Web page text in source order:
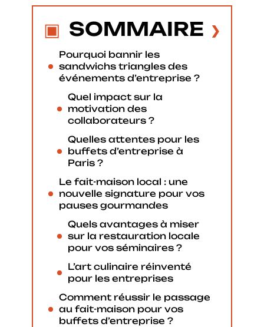
SOMMAIRE
Pourquoi bannir les
sandwichs triangles des
événements d’entreprise ?
Quel impact sur la
motivation des
collaborateurs ?
Quelles attentes pour les
buffets d’entreprise à
Paris ?
Le fait-maison local : une
nouvelle signature pour vos
pauses gourmandes
Quels avantages à miser
sur la restauration locale
pour vos séminaires ?
L’art culinaire réinventé
pour les entreprises
Comment réussir le passage
au fait-maison pour vos
buffets d’entreprise ?